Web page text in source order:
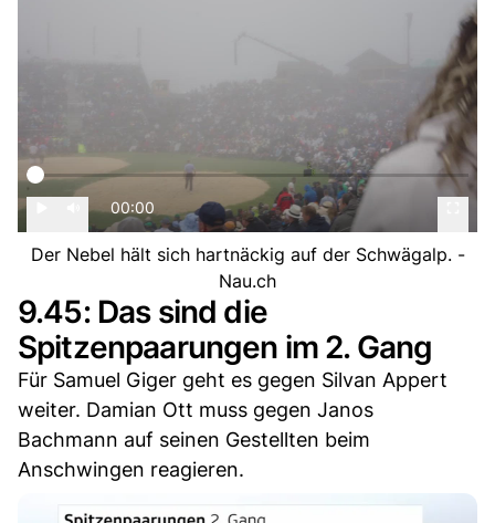
00:00
Der Nebel hält sich hartnäckig auf der Schwägalp. -
Nau.ch
9.45: Das sind die
Spitzenpaarungen im 2. Gang
Für Samuel Giger geht es gegen Silvan Appert
weiter. Damian Ott muss gegen Janos
Bachmann auf seinen Gestellten beim
Anschwingen reagieren.